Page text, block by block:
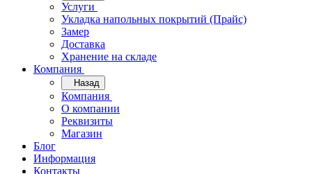
Услуги
Укладка напольных покрытий (Прайс)
Замер
Доставка
Хранение на складе
Компания
Назад
Компания
О компании
Реквизиты
Магазин
Блог
Информация
Контакты